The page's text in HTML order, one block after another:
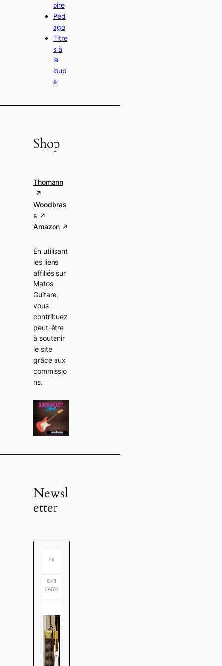
oire
Ped
ago
Titre
s à
la
loup
e
Shop
Thomann
Woodbras
s
Amazon
En utilisant
les liens
affiliés sur
Matos
Guitare,
vous
contribuez
peut-être
à soutenir
le site
grâce aux
commissio
ns.
Newsl
etter